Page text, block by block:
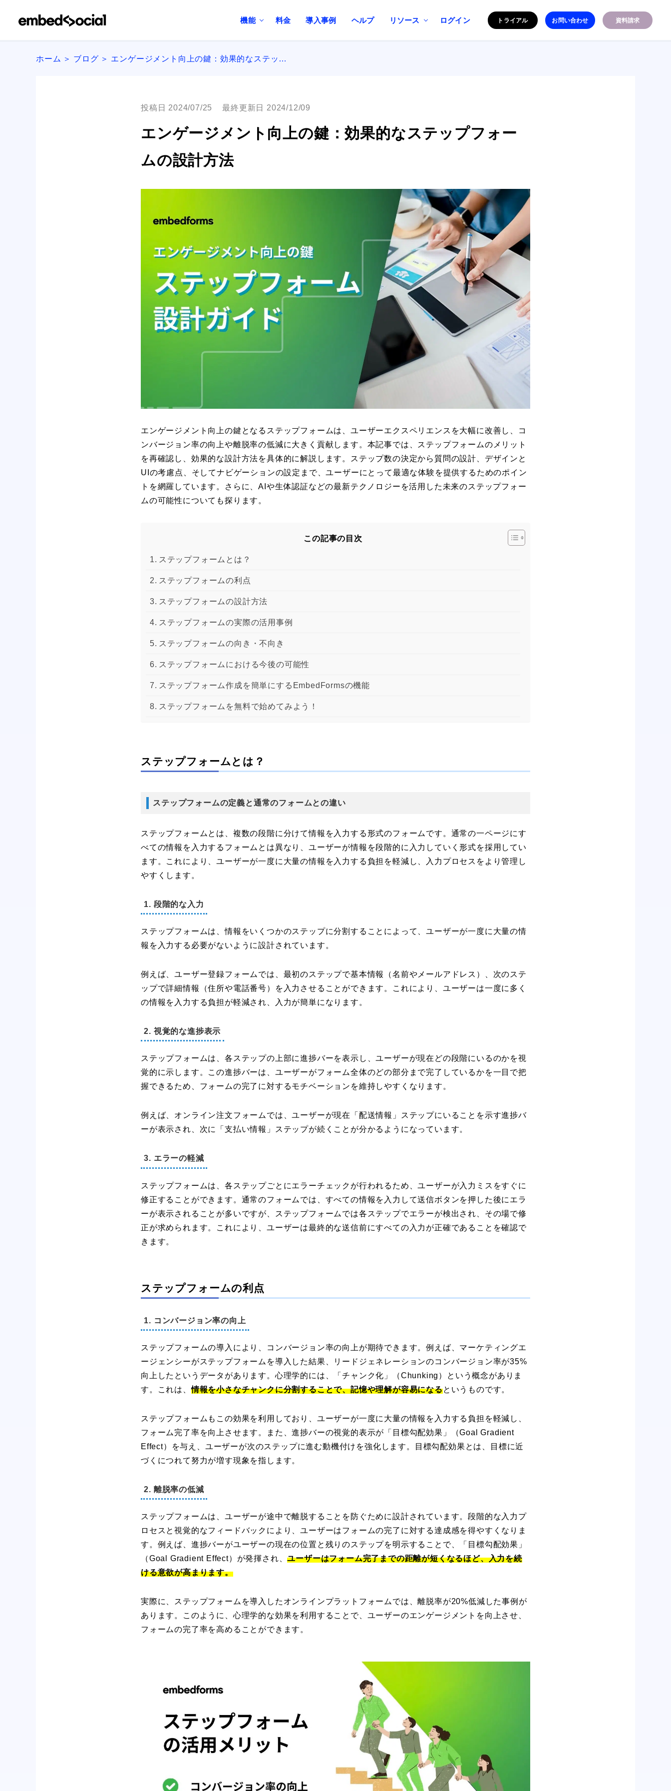
機能 料金 導入事例 ヘルプ リソース ログイン トライアル お問い合わせ 資料請求
ホーム ブログ エンゲージメント向上の鍵：効果的なステッ…
投稿日 2024/07/25 最終更新日 2024/12/09
エンゲージメント向上の鍵：効果的なステップフォー
ムの設計方法
エンゲージメント向上の鍵となるステップフォームは、ユーザーエクスペリエンスを大幅に改善し、コ
ンバージョン率の向上や離脱率の低減に大きく貢献します。本記事では、ステップフォームのメリット
を再確認し、効果的な設計方法を具体的に解説します。ステップ数の決定から質問の設計、デザインと
UIの考慮点、そしてナビゲーションの設定まで、ユーザーにとって最適な体験を提供するためのポイン
トを網羅しています。さらに、AIや生体認証などの最新テクノロジーを活用した未来のステップフォー
ムの可能性についても探ります。
この記事の目次
ステップフォームとは？
ステップフォームの利点
ステップフォームの設計方法
ステップフォームの実際の活用事例
ステップフォームの向き・不向き
ステップフォームにおける今後の可能性
ステップフォーム作成を簡単にするEmbedFormsの機能
ステップフォームを無料で始めてみよう！
ステップフォームとは？
ステップフォームの定義と通常のフォームとの違い
ステップフォームとは、複数の段階に分けて情報を入力する形式のフォームです。通常の一ページにす
べての情報を入力するフォームとは異なり、ユーザーが情報を段階的に入力していく形式を採用してい
ます。これにより、ユーザーが一度に大量の情報を入力する負担を軽減し、入力プロセスをより管理し
やすくします。
1. 段階的な入力
ステップフォームは、情報をいくつかのステップに分割することによって、ユーザーが一度に大量の情
報を入力する必要がないように設計されています。
例えば、ユーザー登録フォームでは、最初のステップで基本情報（名前やメールアドレス）、次のステ
ップで詳細情報（住所や電話番号）を入力させることができます。これにより、ユーザーは一度に多く
の情報を入力する負担が軽減され、入力が簡単になります。
2. 視覚的な進捗表示
ステップフォームは、各ステップの上部に進捗バーを表示し、ユーザーが現在どの段階にいるのかを視
覚的に示します。この進捗バーは、ユーザーがフォーム全体のどの部分まで完了しているかを一目で把
握できるため、フォームの完了に対するモチベーションを維持しやすくなります。
例えば、オンライン注文フォームでは、ユーザーが現在「配送情報」ステップにいることを示す進捗バ
ーが表示され、次に「支払い情報」ステップが続くことが分かるようになっています。
3. エラーの軽減
ステップフォームは、各ステップごとにエラーチェックが行われるため、ユーザーが入力ミスをすぐに
修正することができます。通常のフォームでは、すべての情報を入力して送信ボタンを押した後にエラ
ーが表示されることが多いですが、ステップフォームでは各ステップでエラーが検出され、その場で修
正が求められます。これにより、ユーザーは最終的な送信前にすべての入力が正確であることを確認で
きます。
ステップフォームの利点
1. コンバージョン率の向上
ステップフォームの導入により、コンバージョン率の向上が期待できます。例えば、マーケティングエ
ージェンシーがステップフォームを導入した結果、リードジェネレーションのコンバージョン率が35%
向上したというデータがあります。心理学的には、「チャンク化」（Chunking）という概念がありま
す。これは、情報を小さなチャンクに分割することで、記憶や理解が容易になるというものです。
ステップフォームもこの効果を利用しており、ユーザーが一度に大量の情報を入力する負担を軽減し、
フォーム完了率を向上させます。また、進捗バーの視覚的表示が「目標勾配効果」（Goal Gradient
Effect）を与え、ユーザーが次のステップに進む動機付けを強化します。目標勾配効果とは、目標に近
づくにつれて努力が増す現象を指します。
2. 離脱率の低減
ステップフォームは、ユーザーが途中で離脱することを防ぐために設計されています。段階的な入力プ
ロセスと視覚的なフィードバックにより、ユーザーはフォームの完了に対する達成感を得やすくなりま
す。例えば、進捗バーがユーザーの現在の位置と残りのステップを明示することで、「目標勾配効果」
（Goal Gradient Effect）が発揮され、ユーザーはフォーム完了までの距離が短くなるほど、入力を続
ける意欲が高まります。
実際に、ステップフォームを導入したオンラインプラットフォームでは、離脱率が20%低減した事例が
あります。このように、心理学的な効果を利用することで、ユーザーのエンゲージメントを向上させ、
フォームの完了率を高めることができます。